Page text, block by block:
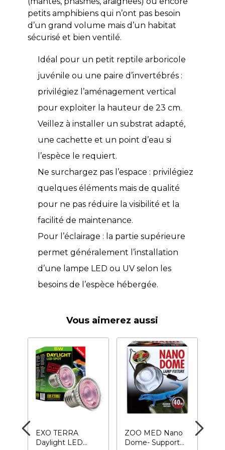
petits amphibiens qui n’ont pas besoin
d’un grand volume mais d’un habitat
sécurisé et bien ventilé.
Idéal pour un petit reptile arboricole
juvénile ou une paire d’invertébrés :
privilégiez l’aménagement vertical
pour exploiter la hauteur de 23 cm.
Veillez à installer un substrat adapté,
une cachette et un point d’eau si
l’espèce le requiert.
Ne surchargez pas l’espace : privilégiez
quelques éléments mais de qualité
pour ne pas réduire la visibilité et la
facilité de maintenance.
Pour l’éclairage : la partie supérieure
permet généralement l’installation
d’une lampe LED ou UV selon les
besoins de l’espèce hébergée.
Vous aimerez aussi
EXO TERRA
Daylight LED
ZOO MED Nano
Dome- Support